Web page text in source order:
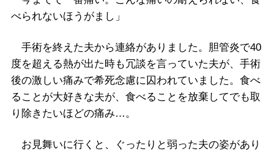
べられないほうがまし」
手術を終えた夫から連絡がありました。胆管炎で40
度を超える熱が出た時も冗談を言っていた夫が、手術
後の激しい痛みで希死念慮に囚われていました。食べ
ることが大好きな夫が、食べることを放棄してでも取
り除きたいほどの痛み…。
お見舞いに行くと、ぐったりと弱った夫の姿があり